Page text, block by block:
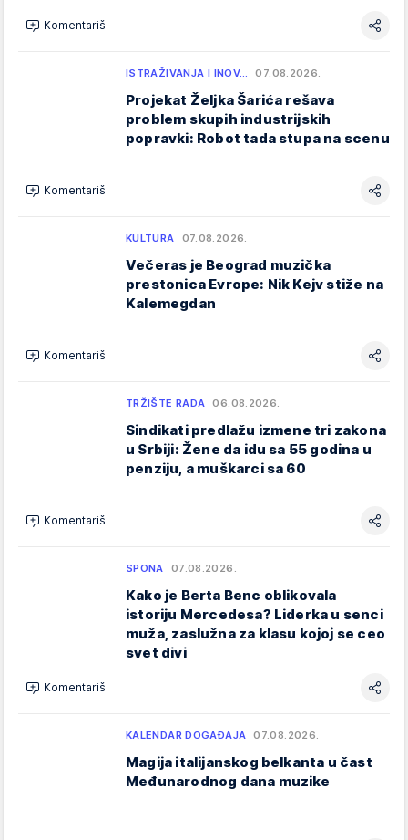
Komentariši
ISTRAŽIVANJA I INOV… 07.08.2026.
Projekat Željka Šarića rešava
problem skupih industrijskih
popravki: Robot tada stupa na scenu
Komentariši
KULTURA 07.08.2026.
Večeras je Beograd muzička
prestonica Evrope: Nik Kejv stiže na
Kalemegdan
Komentariši
TRŽIŠTE RADA 06.08.2026.
Sindikati predlažu izmene tri zakona
u Srbiji: Žene da idu sa 55 godina u
penziju, a muškarci sa 60
Komentariši
SPONA 07.08.2026.
Kako je Berta Benc oblikovala
istoriju Mercedesa? Liderka u senci
muža, zaslužna za klasu kojoj se ceo
svet divi
Komentariši
KALENDAR DOGAĐAJA 07.08.2026.
Magija italijanskog belkanta u čast
Međunarodnog dana muzike